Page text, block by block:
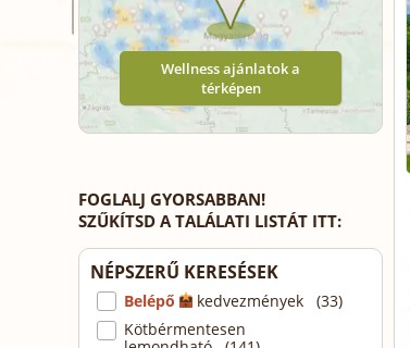
Wellness ajánlatok a
térképen
FOGLALJ GYORSABBAN!
SZŰKÍTSD A TALÁLATI LISTÁT ITT:
NÉPSZERŰ KERESÉSEK
Belépő
kedvezmények (33)
Kötbérmentesen